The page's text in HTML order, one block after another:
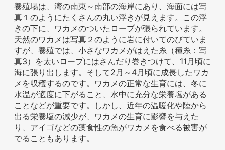
養殖場は、湾の南東～南部の海岸にあり、海面には写
真１のようにたくさんの丸い浮きが見えます。この浮
きの下に、ワカメのついたロープが張られています。
天然のワカメは写真２のように岩に付いてのびていま
すが、養殖では、小さなワカメがはえた糸（種糸：写
真3）を太いロープにはさんだり巻きつけて、11月頃に
海に張り出します。そして2月～4月頃に成長したワカ
メを収穫するのです。ワカメの正常な生育には、冬に
水温が適度に下がること、水中に充分な栄養塩がある
ことなどが重要です。しかし、近年の温暖化や陸から
出る栄養塩の減少が、ワカメの生育に影響を与えた
り、アイゴなどの藻食性の魚がワカメを食べる被害が
でることもあります。
周辺スポット
ホテル事業者様